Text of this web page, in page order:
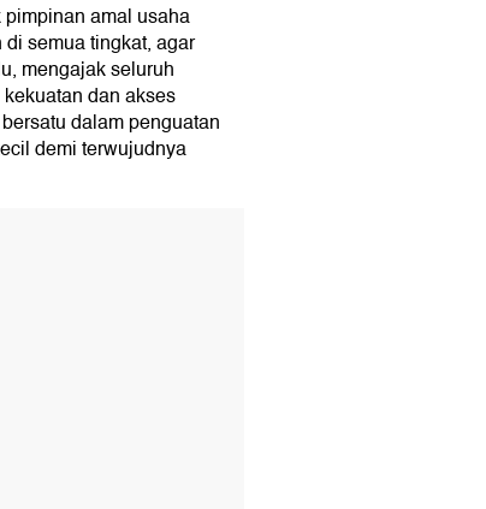
amal usaha
semua tingkat, agar
mengajak seluruh
dan akses
dalam penguatan
demi terwujudnya